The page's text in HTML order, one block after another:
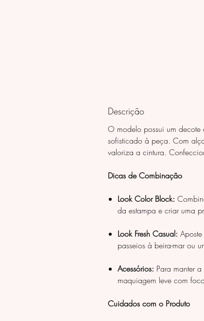
Descrição
O modelo possui um decote
sofisticado à peça. Com
valoriza a cintura.
Dicas de Combinação
Look Color Block:
da estampa e criar uma
Look Fresh Casual:
passeios à beira-mar ou
Acessórios: Para manter
maquiagem leve com
Cuidados com o Produto